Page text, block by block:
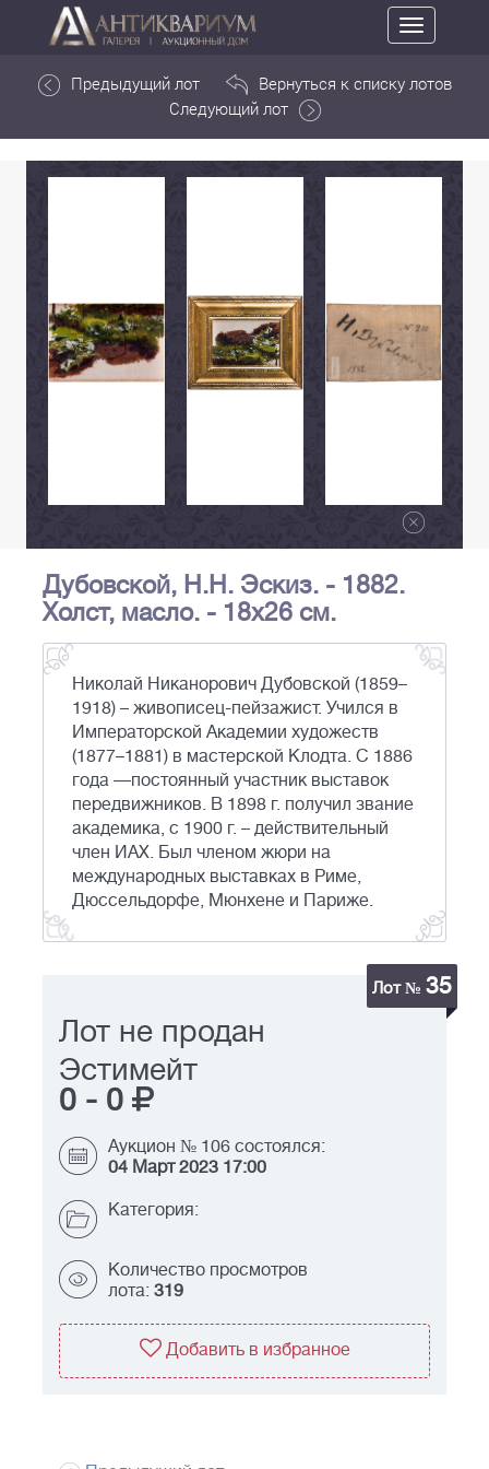
Toggle
navigation
Предыдущий лот
Вернуться к списку лотов
Следующий лот
Дубовской, Н.Н. Эскиз. - 1882.
Холст, масло. - 18х26 см.
Николай Никанорович Дубовской (1859–
1918) – живописец-пейзажист. Учился в
Императорской Академии художеств
(1877–1881) в мастерской Клодта. С 1886
года —постоянный участник выставок
передвижников. В 1898 г. получил звание
академика, с 1900 г. – действительный
член ИАХ. Был членом жюри на
международных выставках в Риме,
Дюссельдорфе, Мюнхене и Париже.
Лот № 35
Лот не продан
Эстимейт
0 - 0
Аукцион № 106 состоялся:
04 Март 2023 17:00
Категория:
Количество просмотров
лота: 319
Добавить в избранное